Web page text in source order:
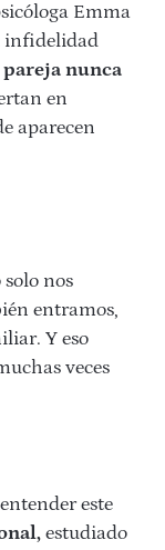
Emma
infidelidad
nunca
en
aparecen
nos
entramos,
Y eso
veces
este
estudiado